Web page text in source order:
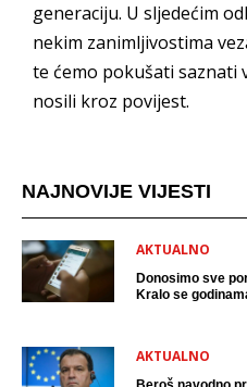
generaciju. U sljedećim
nekim zanimljivostima
te ćemo pokušati saznati
nosili kroz povijest.
NAJNOVIJE VIJESTI
AKTUALNO
Donosimo sve
Kralo se
AKTUALNO